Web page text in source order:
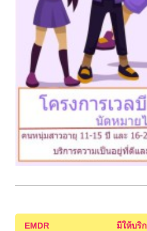
EMDR มีให้บริการ